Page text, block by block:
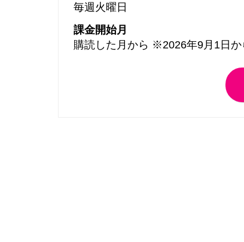
毎週火曜日
課金開始月
購読した月から ※2026年9月1日か